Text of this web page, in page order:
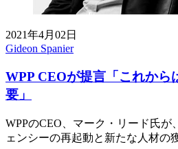
2021年4月02日
Gideon Spanier
WPP CEOが提言「これから
要」
WPPのCEO、マーク・リード氏が
ェンシーの再起動と新たな人材の